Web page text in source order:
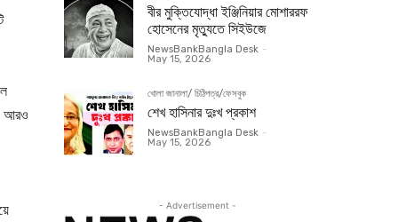
আরও
বীর মুক্তিযোদ্ধা ইঞ্জিনিয়ার মোশাররফ
হোসেনের মৃত্যুতে সিইউজে
NewsBankBangla Desk -
May 15, 2026
খোলা জানালা/ চিঠিপত্র/ফেসবুক
শেখ হাসিনার দুঃখ প্রকাশ
NewsBankBangla Desk -
May 15, 2026
- Advertisement -